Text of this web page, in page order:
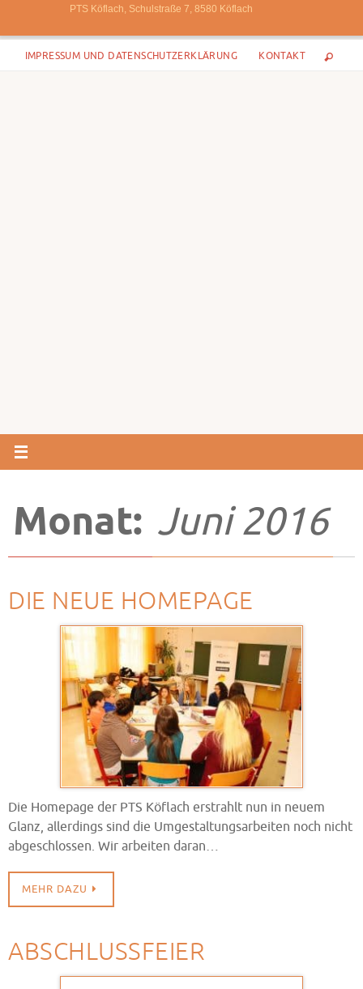
PTS Köflach, Schulstraße 7, 8580 Köflach
Zum
InhaltIMPRESSUM UND DATENSCHUTZERKLÄRUNG KONTAKT
Monat: Juni 2016
DIE NEUE HOMEPAGE
Die Homepage der PTS Köflach erstrahlt nun in neuem
Glanz, allerdings sind die Umgestaltungsarbeiten noch nicht
abgeschlossen. Wir arbeiten daran…
MEHR DAZU
ABSCHLUSSFEIER